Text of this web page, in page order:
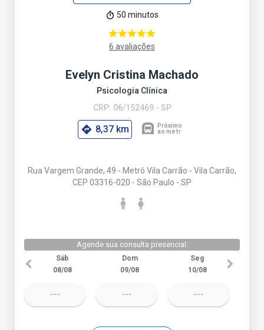
50 minutos
6 avaliações
Evelyn Cristina Machado
Psicologia Clínica
CRP: 06/152469 - SP
8,37 km
Rua Vargem Grande, 49 - Metrô Vila Carrão - Vila Carrão,
CEP 03316-020 - São Paulo - SP
Agende sua consulta presencial:
Sáb
08/08
Dom
09/08
Seg
10/08
--- --- ---